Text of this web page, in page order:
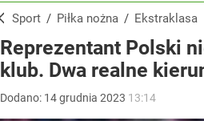
Sport / Piłka nożna / Ekstraklasa
Reprezentant Polski
klub. Dwa realne
Dodano: 14grudnia 2023 13:14